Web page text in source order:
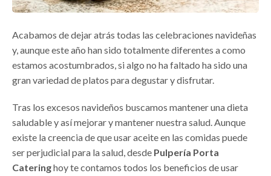
Acabamos de dejar atrás todas las celebraciones navideñas
y, aunque este año han sido totalmente diferentes a como
estamos acostumbrados, si algo no ha faltado ha sido una
gran variedad de platos para degustar y disfrutar.
Tras los excesos navideños buscamos mantener una dieta
saludable y así mejorar y mantener nuestra salud. Aunque
existe la creencia de que usar aceite en las comidas puede
ser perjudicial para la salud, desde Pulpería Porta
Cateringhoy te contamos todos los beneficios de usar